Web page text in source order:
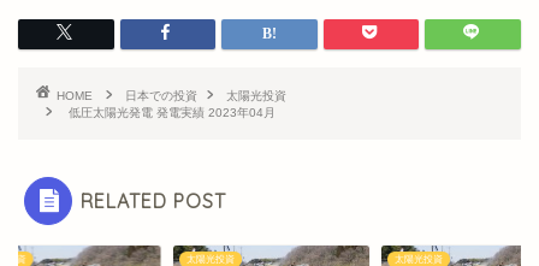
HOME 日本での投資
太陽光投資
低圧太陽光発電 発電実績 2023年04月
RELATED POST
投資 太陽光投資 太陽光投資